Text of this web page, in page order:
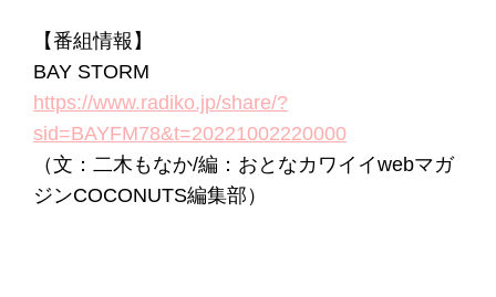
【番組情報】
BAY STORM
https://www.radiko.jp/share/?
sid=BAYFM78&t=20221002220000
（文：二木もなか/編：おとなカワイイwebマガ
ジンCOCONUTS編集部）